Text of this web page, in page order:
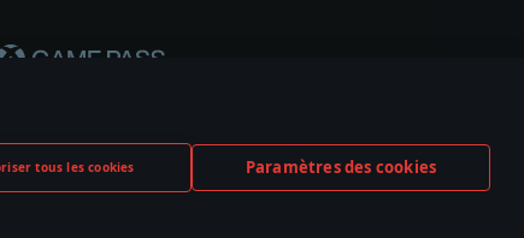
tous les cookies Paramètres des cookies
de tout fabricant d’armes ou de véhicule.